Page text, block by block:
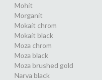
Mohit
Morganit
Mokait chrom
Mokait black
Moza chrom
Moza black
Moza brushed gold
Narva black